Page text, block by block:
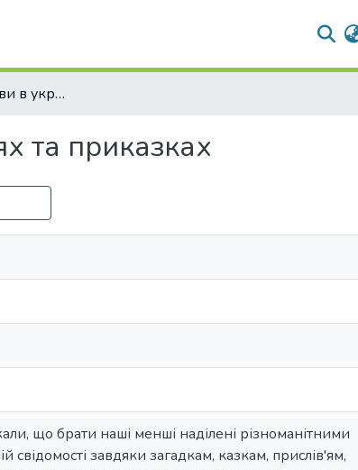
Символіка корови в українських прислів'ях та приказках
та приказках
що брати наші менші наділені різноманітними
завдяки загадкам, казкам, прислів'ям,